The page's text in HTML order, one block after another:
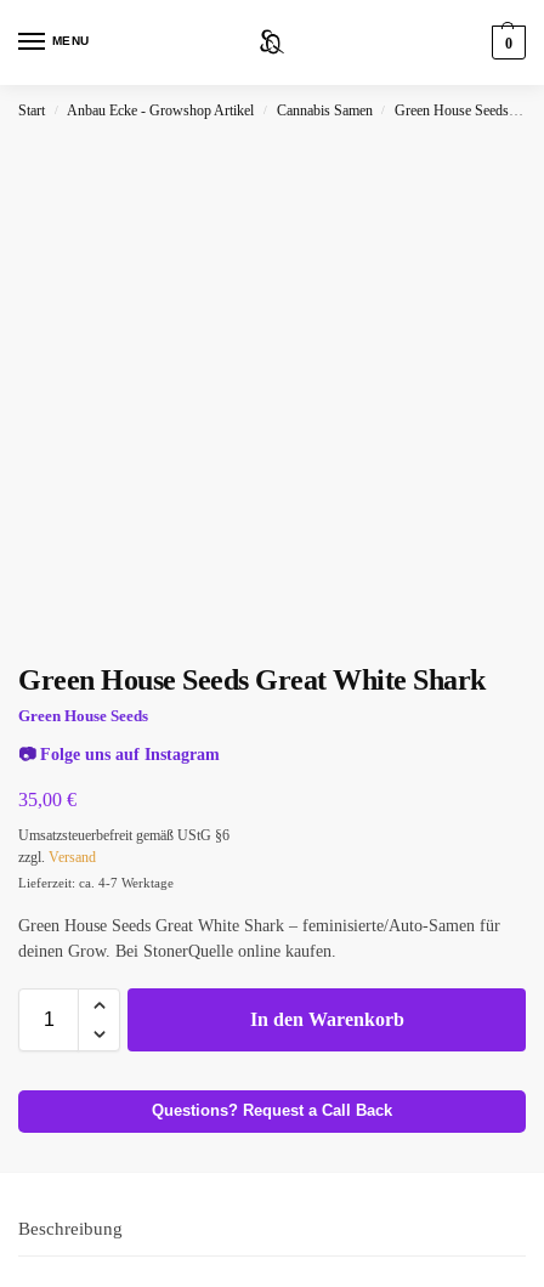
MENU 0
Start / Anbau Ecke - Growshop Artikel / Cannabis Samen / Green House Seeds
Green House Seeds Great White Shark
Green House Seeds
📷Folge uns auf Instagram
35,00 €
Umsatzsteuerbefreit gemäß UStG §6
zzgl. Versand
Lieferzeit: ca. 4-7 Werktage
Green House Seeds Great White Shark – feminisierte/Auto-Samen für
deinen Grow. Bei StonerQuelle online kaufen.
In den Warenkorb
Questions? Request a Call Back
Beschreibung